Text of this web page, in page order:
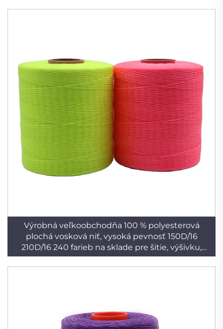
Výrobná veľkoobchodňa 100 % polyesterová
plochá vosková niť, vysoká pevnosť 150D/16
210D/16 240 farieb na sklade pre šitie, výšivku,
pletenie